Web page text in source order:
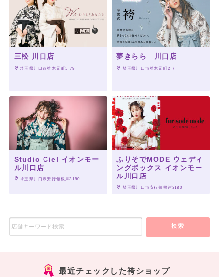
三松 川口店
埼玉県川口市並木元町1-79
夢きらら 川口店
埼玉県川口市並木元町2-7
Studio Ciel イオンモー
ル川口店
埼玉県川口市安行領根岸3180
ふりそでMODE ウェディ
ングボックス イオンモー
ル川口店
埼玉県川口市安行領根岸3180
検索
最近チェックした袴ショップ